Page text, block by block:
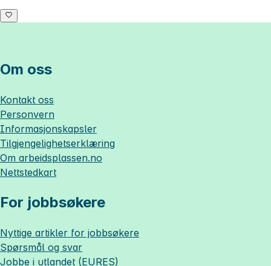
Om oss
Kontakt oss
Personvern
Informasjonskapsler
Tilgjengelighetserklæring
Om arbeidsplassen.no
Nettstedkart
For jobbsøkere
Nyttige artikler for jobbsøkere
Spørsmål og svar
Jobbe i utlandet (EURES)